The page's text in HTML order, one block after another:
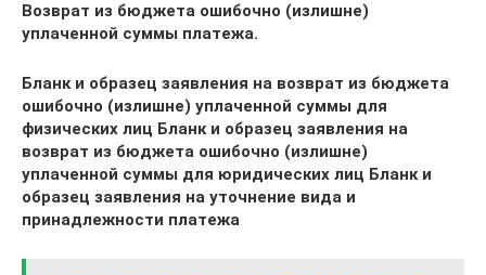
Возврат из бюджета ошибочно (излишне)
уплаченной суммы платежа.
Бланк и образец заявления на возврат из бюджета
ошибочно (излишне) уплаченной суммы для
физических лиц Бланк и образец заявления на
возврат из бюджета ошибочно (излишне)
уплаченной суммы для юридических лиц Бланк и
образец заявления на уточнение вида и
принадлежности платежа